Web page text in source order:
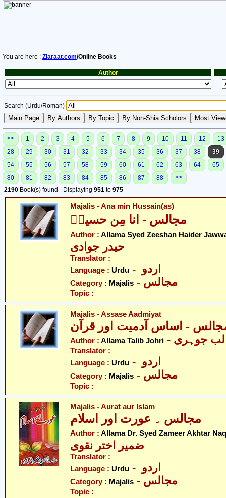
You are here : Ziaraat.com/Online Books
Author
Search (Urdu/Roman)
<< 1 2 3 4 5 6 7 8 9 10 11 12
13
28
29 30 31 32 33 34 35 36 37 38
39
54
55 56 57 58 59 60 61 62 63 64
65
80
81 82 83 84 85 86 87 88
>>
2190 Book(s) found - Displaying 951 to 975
Majalis - Ana min Hussain(as)
مجالس - انا مِن حسینؑ
Author : Allama Syed Zeeshan Haider
حیدر جوادی
Translator :
Language : Urdu
Category : Majalis - مجالس
Topic :
Majalis - Assase Aadmiyat
Author : Allama Talib Johri جوہری
Translator :
Language : Urdu
Category : Majalis - مجالس
Topic :
Majalis - Aurat aur Islam
مجالس ۔ عورت اور اسلام
Author : Allama Dr. Syed Zameer Akhtar
ضمیر اختر نقوی
Translator :
Language : Urdu
Category : Majalis - مجالس
Topic :